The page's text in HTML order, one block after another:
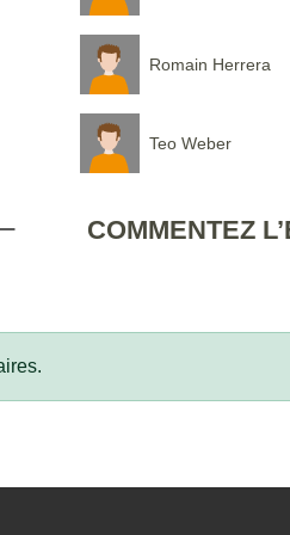
Romain Herrera
Teo Weber
COMMENTEZ